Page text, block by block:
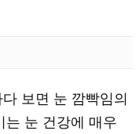
보면 눈 깜빡임의
는 눈 건강에 매우